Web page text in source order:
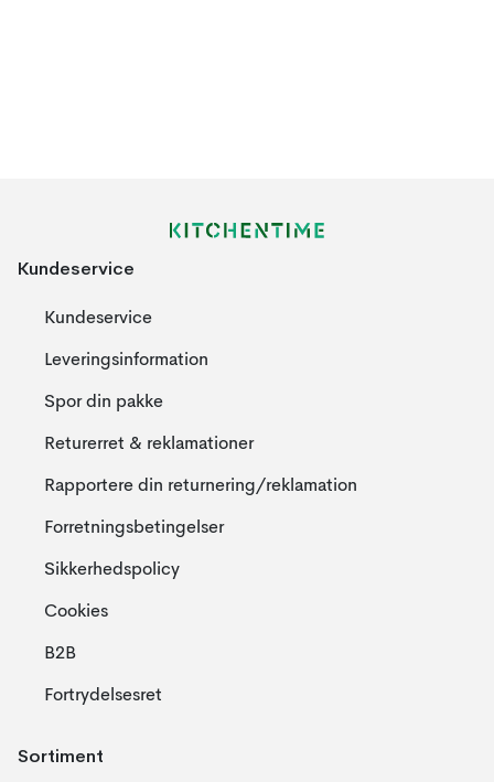
Kundeservice
Kundeservice
Leveringsinformation
Spor din pakke
Returerret & reklamationer
Rapportere din returnering/reklamation
Forretningsbetingelser
Sikkerhedspolicy
Cookies
B2B
Fortrydelsesret
Sortiment